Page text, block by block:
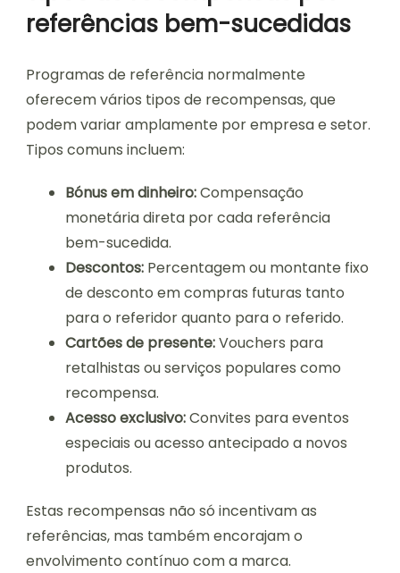
referências bem-sucedidas
Programas de referência normalmente
oferecem vários tipos de recompensas, que
podem variar amplamente por empresa e setor.
Tipos comuns incluem:
Bónus em dinheiro:Compensação
monetária direta por cada referência
bem-sucedida.
Descontos: Percentagem ou montante fixo
de desconto em compras futuras tanto
para o referidor quanto para o referido.
Cartões de presente:Vouchers para
retalhistas ou serviços populares como
recompensa.
Acesso exclusivo:Convites para eventos
especiais ou acesso antecipado a novos
produtos.
Estas recompensas não só incentivam as
referências, mas também encorajam o
envolvimento contínuo com a marca.